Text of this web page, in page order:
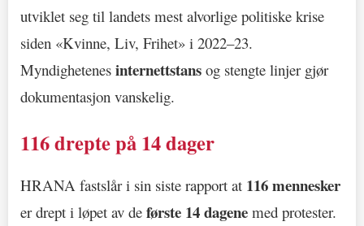
utviklet seg til landets mest alvorlige politiske krise
siden «Kvinne, Liv, Frihet» i 2022–23.
Myndighetenes internettstans og stengte linjer gjør
dokumentasjon vanskelig.
116 drepte på 14 dager
HRANA fastslår i sin siste rapport at 116 mennesker
er drept i løpet av de første 14 dagene med protester.